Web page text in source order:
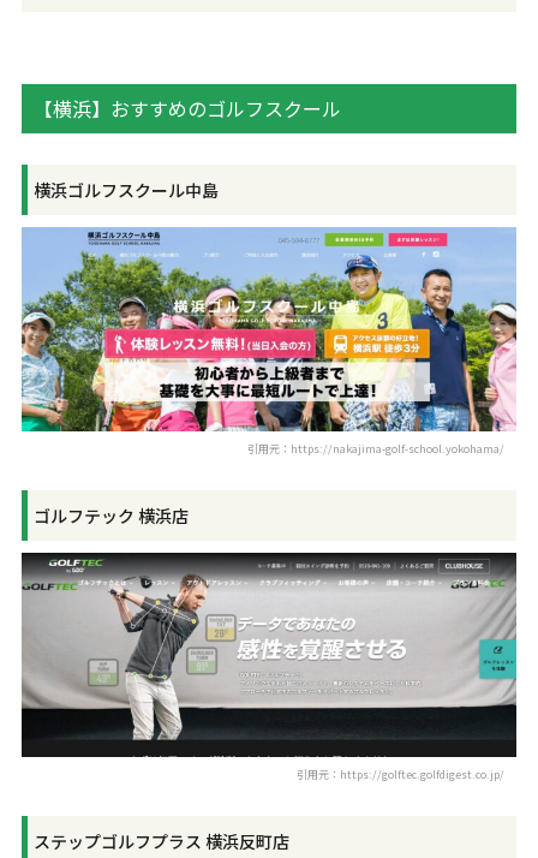
【横浜】おすすめのゴルフスクール
横浜ゴルフスクール中島
引用元：https://nakajima-golf-school.yokohama/
ゴルフテック 横浜店
引用元：https://golftec.golfdigest.co.jp/
ステップゴルフプラス 横浜反町店